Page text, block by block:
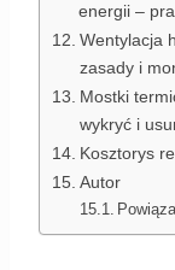
energii –
Wentylacja
zasady i
Mostki
wykryć i
Kosztorys
Autor